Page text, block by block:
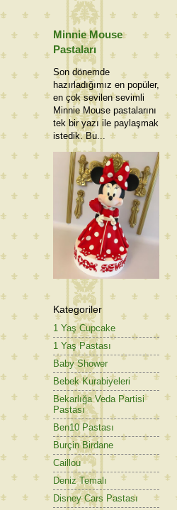
Minnie Mouse
Pastaları
Son dönemde
hazırladığımız en popüler,
en çok sevilen sevimli
Minnie Mouse pastalarını
tek bir yazı ile paylaşmak
istedik. Bu...
Kategoriler
1 Yaş Cupcake
1 Yaş Pastası
Baby Shower
Bebek Kurabiyeleri
Bekarlığa Veda Partisi
Pastası
Ben10 Pastası
Burçin Birdane
Caillou
Deniz Temalı
Disney Cars Pastası